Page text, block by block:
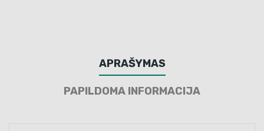
APRAŠYMAS
PAPILDOMA INFORMACIJA